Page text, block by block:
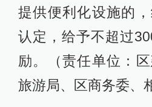
提供便利化设施的
认定，给予不超过
励。（责任单位：
旅游局、区商务委、